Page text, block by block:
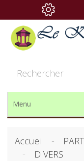
Menu
Accueil
DIVERS